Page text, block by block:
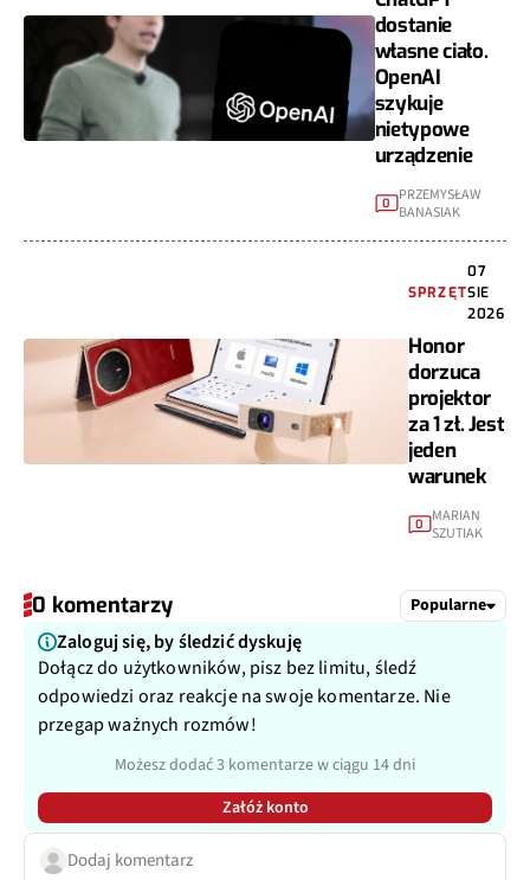
dostanie
własne ciało.
OpenAI
szykuje
nietypowe
urządzenie
0 PRZEMYSŁAW
BANASIAK
SPRZĘT
07
SIE
2026
Honor
dorzuca
projektor
za 1 zł. Jest
jeden
warunek
0
MARIAN
SZUTIAK
0 komentarzy Popularne
Zaloguj się, by śledzić dyskuję
Dołącz do użytkowników, pisz bez limitu, śledź
odpowiedzi oraz reakcje na swoje komentarze. Nie
przegap ważnych rozmów!
Możesz dodać 3 komentarze w ciągu 14 dni
Załóż konto
Dodaj komentarz